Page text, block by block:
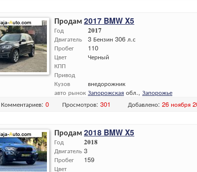
Продам2017 BMW X5
Год
Двигатель
Пробег
Цвет
КПП
Привод
Кузов
авто рынок
2017
3 Бензин 306 л.с
110
Черный
внедорожник
Запорожская обл., Запорожье
Комментариев: 0 Просмотров: 301 Добавлено: 26 ноября
Продам2018 BMW X5
Год
Двигатель
Пробег
Цвет
2018
3
159